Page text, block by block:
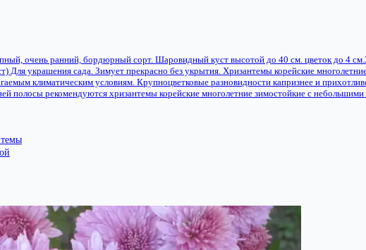
очень ранний, бордюрный сорт. Шаровидный куст высотой до 40 см. цветок до 4
Для украшения сада. Зимует прекрасно без укрытия. Хризантемы корейские
климатическим условиям. Крупноцветковые разновидности капризнее и
полосы рекомендуются хризантемы корейские многолетние зимостойкие с